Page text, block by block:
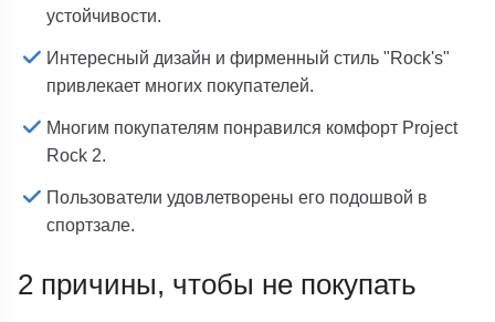
устойчивости.
Интересный дизайн и фирменный стиль "Rock's"
привлекает многих покупателей.
Многим покупателям понравился комфорт Project
Rock 2.
Пользователи удовлетворены его подошвой в
спортзале.
2 причины, чтобы не покупать